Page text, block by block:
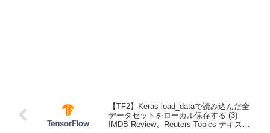
【TF2】Keras load_dataで読み込んだ全
データセットをローカル保存する (3)
IMDB Review、Reuters Topics テキスト